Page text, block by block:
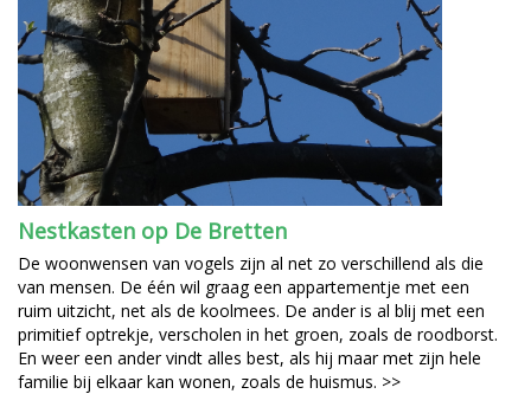
Nestkasten op De Bretten
De woonwensen van vogels zijn al net zo verschillend als die
van mensen. De één wil graag een appartementje met een
ruim uitzicht, net als de koolmees. De ander is al blij met een
primitief optrekje, verscholen in het groen, zoals de roodborst.
En weer een ander vindt alles best, als hij maar met zijn hele
familie bij elkaar kan wonen, zoals de huismus. >>